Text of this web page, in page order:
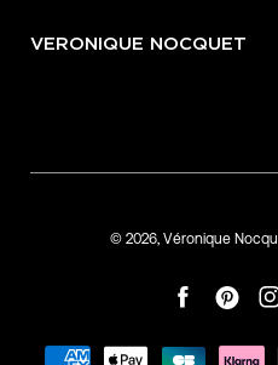
VERONIQUE NOCQUET
© 2026, Véronique